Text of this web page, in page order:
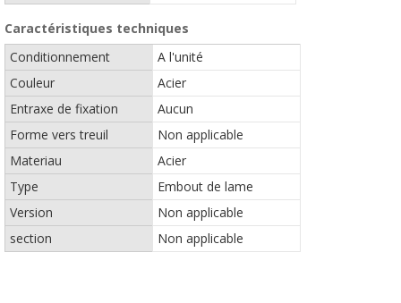
Caractéristiques techniques
Conditionnement
A l'unité
Couleur
Acier
Entraxe de fixation
Aucun
Forme vers treuil
Non applicable
Materiau
Acier
Type
Embout de lame
Version
Non applicable
section
Non applicable